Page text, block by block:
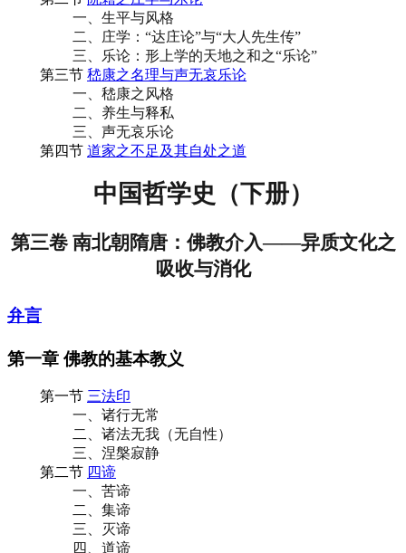
一、生平与风格
二、庄学：“达庄论”与“大人先生传”
三、乐论：形上学的天地之和之“乐论”
第三节 嵇康之名理与声无哀乐论
一、嵇康之风格
二、养生与释私
三、声无哀乐论
第四节 道家之不足及其自处之道
中国哲学史（下册）
第三卷 南北朝隋唐：佛教介入——异质文化之
吸收与消化
弁言
第一章 佛教的基本教义
第一节 三法印
一、诸行无常
二、诸法无我（无自性）
三、涅槃寂静
第二节 四谛
一、苦谛
二、集谛
三、灭谛
四、道谛